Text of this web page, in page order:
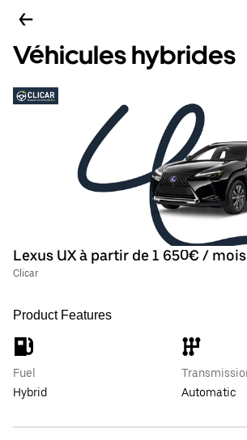
Véhicules hybrides
Lexus UX à partir de 1 650€ / mois
Clicar
Product Features
Fuel
Hybrid
Automatic